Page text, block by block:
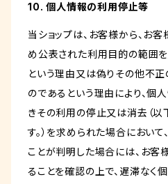
10. 個人情報の利用停止等
当ショップは、お客様から、お
め公表された利用目的の範囲
という理由又は偽りその他不
のであるという理由により、個
きその利用の停止又は消去（以
す。）を求められた場合におい
ことが判明した場合には、お客
ることを確認の上で、遅滞なく